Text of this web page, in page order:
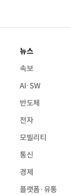
뉴스
속보
AI·SW
반도체
전자
모빌리티
통신
경제
플랫폼·유통